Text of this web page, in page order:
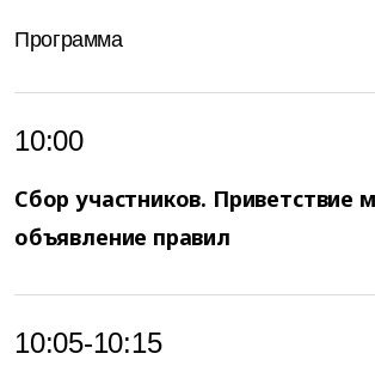
Программа
10:00
Сбор участников. Приветствие
объявление правил
10:05-10:15